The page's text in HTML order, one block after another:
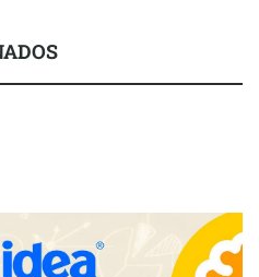
no encuentra personal
nuevos profesionales
anillos de compromiso para el